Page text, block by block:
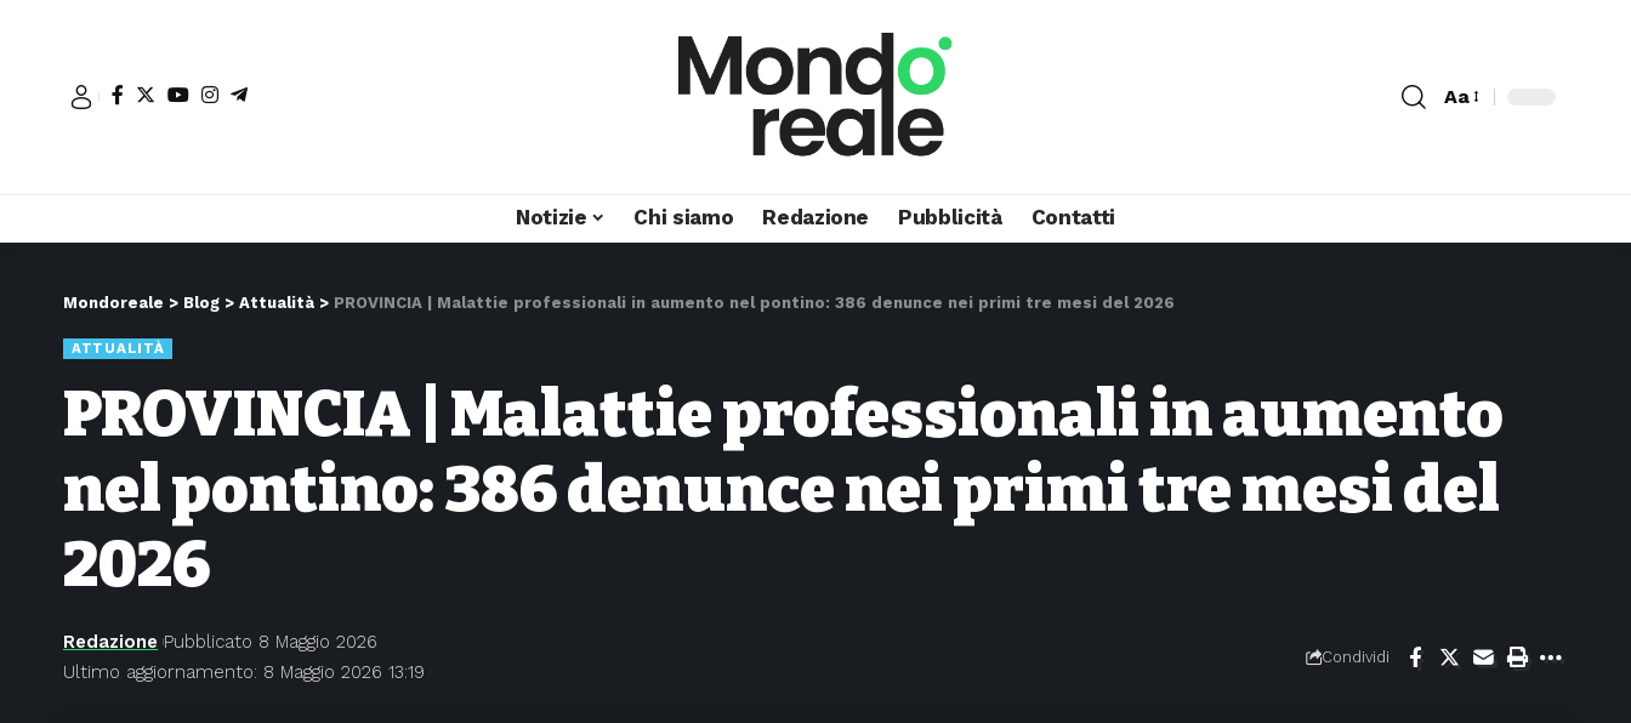
Aa
Notizie Chi siamo Redazione Pubblicità Contatti
Mondoreale > Blog > Attualità > PROVINCIA | Malattie professionali in aumento nel pontino: 386 denunce nei primi tre mesi del 2026
ATTUALITÀ
PROVINCIA | Malattie professionali in aumento
nel pontino: 386 denunce nei primi tre mesi del
2026
Ultimo aggiornamento: 8 Maggio 2026 13:19
Redazione Pubblicato 8 Maggio 2026
Condividi